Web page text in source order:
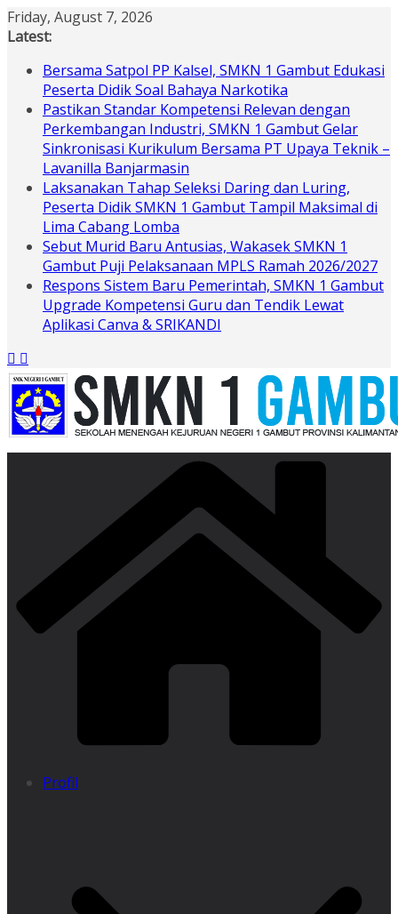
Skip
to
Friday, August 7, 2026
Latest:
Bersama Satpol PP Kalsel, SMKN 1 Gambut Edukasi
Peserta Didik Soal Bahaya Narkotika
Pastikan Standar Kompetensi Relevan dengan
Perkembangan Industri, SMKN 1 Gambut Gelar
Sinkronisasi Kurikulum Bersama PT Upaya Teknik –
Lavanilla Banjarmasin
Laksanakan Tahap Seleksi Daring dan Luring,
Peserta Didik SMKN 1 Gambut Tampil Maksimal di
Lima Cabang Lomba
Sebut Murid Baru Antusias, Wakasek SMKN 1
Gambut Puji Pelaksanaan MPLS Ramah 2026/2027
Respons Sistem Baru Pemerintah, SMKN 1 Gambut
Upgrade Kompetensi Guru dan Tendik Lewat
Aplikasi Canva & SRIKANDI
Profil